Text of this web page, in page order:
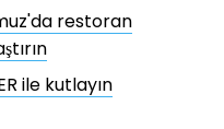
restoran
ile kutlayın